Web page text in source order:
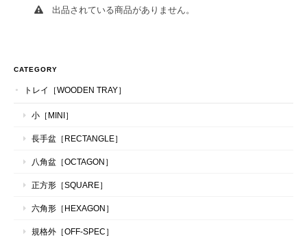
出品されている商品がありません。
CATEGORY
トレイ［WOODEN TRAY］
小［MINI］
長手盆［RECTANGLE］
八角盆［OCTAGON］
正方形［SQUARE］
六角形［HEXAGON］
規格外［OFF-SPEC］